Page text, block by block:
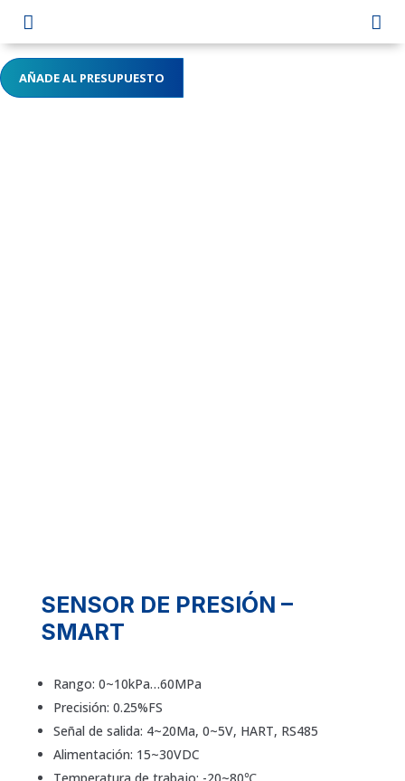
 
AÑADE AL PRESUPUESTO
SENSOR DE PRESIÓN –
SMART
Rango: 0~10kPa…60MPa
Precisión: 0.25%FS
Señal de salida: 4~20Ma, 0~5V, HART, RS485
Alimentación: 15~30VDC